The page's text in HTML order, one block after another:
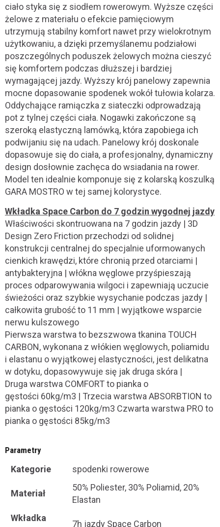
ciało styka się z siodłem rowerowym. Wyższe części
żelowe z materiału o efekcie pamięciowym
utrzymują stabilny komfort nawet przy wielokrotnym
użytkowaniu, a dzięki przemyślanemu podziałowi
poszczególnych poduszek żelowych można cieszyć
się komfortem podczas dłuższej i bardziej
wymagającej jazdy. Wyższy krój panelowy zapewnia
mocne dopasowanie spodenek wokół tułowia kolarza.
Oddychające ramiączka z siateczki odprowadzają
pot z tylnej części ciała. Nogawki zakończone są
szeroką elastyczną lamówką, która zapobiega ich
podwijaniu się na udach. Panelowy krój doskonale
dopasowuje się do ciała, a profesjonalny, dynamiczny
design dosłownie zachęca do wsiadania na rower.
Model ten idealnie komponuje się z kolarską koszulką
GARA MOSTRO w tej samej kolorystyce.
Wkładka Space Carbon do 7 godzin wygodnej jazdy
Właściwości skontruowana na 7 godzin jazdy | 3D
Design Zero Friction przechodzi od solidnej
konstrukcji centralnej do specjalnie uformowanych
cienkich krawędzi, które chronią przed otarciami |
antybakteryjna | włókna węglowe przyśpieszają
proces odparowywania wilgoci i zapewniają uczucie
świeżości oraz szybkie wysychanie podczas jazdy |
całkowita grubość to 11 mm | wyjątkowe wsparcie
nerwu kulszowego
Pierwsza warstwa to bezszwowa tkanina TOUCH
CARBON, wykonana z włókien węglowych, poliamidu
i elastanu o wyjątkowej elastyczności, jest delikatna
w dotyku, dopasowywuje się jak druga skóra |
Druga warstwa COMFORT to pianka o
gęstości 60kg/m3 | Trzecia warstwa ABSORBTION to
pianka o gęstości 120kg/m3 Czwarta warstwa PRO to
pianka o gęstości 85kg/m3
Parametry
Kategorie spodenki rowerowe
Materiał
50% Poliester, 30% Poliamid, 20%
Elastan
Wkładka
7h jazdy Space Carbon